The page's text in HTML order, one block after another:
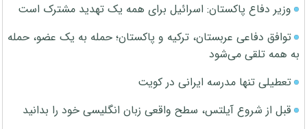
وزیر دفاع پاکستان: اسرائیل برای همه یک تهدید مشترک است
توافق دفاعی عربستان، ترکیه و پاکستان؛ حمله به یک عضو، حمله
به همه تلقی می‌شود
تعطیلی تنها مدرسه ایرانی در کویت
قبل از شروع آیلتس، سطح واقعی زبان انگلیسی خود را بدانید